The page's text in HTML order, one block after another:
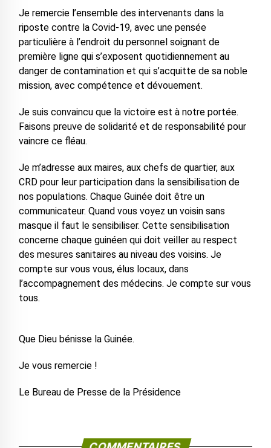
Je remercie l’ensemble des intervenants dans la
riposte contre la Covid-19, avec une pensée
particulière à l’endroit du personnel soignant de
première ligne qui s’exposent quotidiennement au
danger de contamination et qui s’acquitte de sa noble
mission, avec compétence et dévouement.
Je suis convaincu que la victoire est à notre portée.
Faisons preuve de solidarité et de responsabilité pour
vaincre ce fléau.
Je m’adresse aux maires, aux chefs de quartier, aux
CRD pour leur participation dans la sensibilisation de
nos populations. Chaque Guinée doit être un
communicateur. Quand vous voyez un voisin sans
masque il faut le sensibiliser. Cette sensibilisation
concerne chaque guinéen qui doit veiller au respect
des mesures sanitaires au niveau des voisins. Je
compte sur vous vous, élus locaux, dans
l’accompagnement des médecins. Je compte sur vous
tous.
Que Dieu bénisse la Guinée.
Je vous remercie !
Le Bureau de Presse de la Présidence